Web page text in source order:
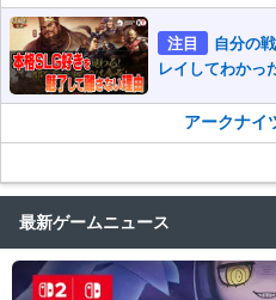
注目
自分の
レイしてわかっ
アークナイ
最新ゲームニュース